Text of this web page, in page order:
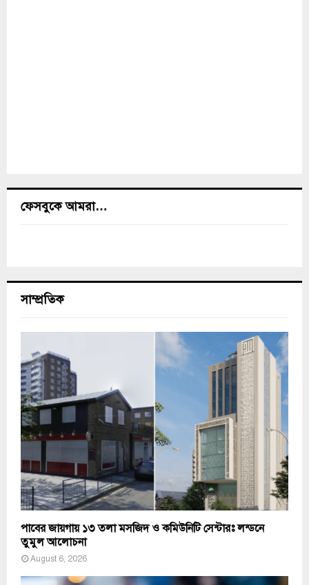
ফেসবুকে আমরা…
সাম্প্রতিক
পাবের জায়গায় ১৩ তলা মসজিদ ও কমিউনিটি সেন্টারঃ লন্ডনে
তুমুল আলোচনা
August 6, 2026